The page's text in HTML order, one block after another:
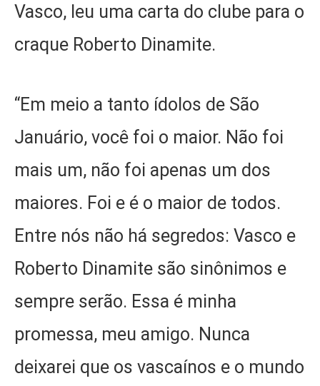
Vasco, leu uma carta do clube para o
craque Roberto Dinamite.
“Em meio a tanto ídolos de São
Januário, você foi o maior. Não foi
mais um, não foi apenas um dos
maiores. Foi e é o maior de todos.
Entre nós não há segredos: Vasco e
Roberto Dinamite são sinônimos e
sempre serão. Essa é minha
promessa, meu amigo. Nunca
deixarei que os vascaínos e o mundo